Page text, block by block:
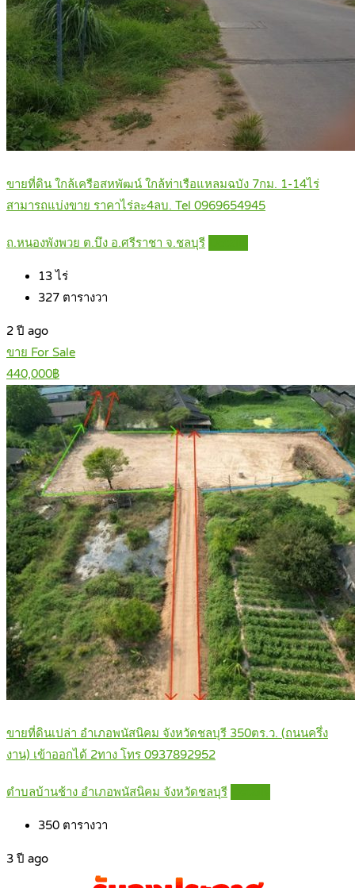
ขายที่ดิน ใกล้เครือสหพัฒน์ ใกล้ท่าเรือแหลมฉบัง 7กม. 1-14ไร่
สามารถแบ่งขาย ราคาไร่ละ4ลบ. Tel 0969654945
ถ.หนองพังพวย ต.บึง อ.ศรีราชา จ.ชลบุรี
13ไร่
327 ตารางวา
2 ปี ago
ขาย For Sale
440,000฿
ขายที่ดินเปล่า อำเภอพนัสนิคม จังหวัดชลบุรี 350ตร.ว. (ถนนครึ่ง
งาน) เข้าออกได้ 2ทาง โทร 0937892952
ตำบลบ้านช้าง อำเภอพนัสนิคม จังหวัดชลบุรี
350 ตารางวา
3 ปี ago